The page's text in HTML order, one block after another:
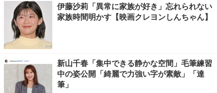
伊藤沙莉「異常に家族が好き」忘れられない
家族時間明かす【映画クレヨンしんちゃん】
新山千春「集中できる静かな空間」毛筆練習
中の姿公開「綺麗で力強い字が素敵」「達
筆」